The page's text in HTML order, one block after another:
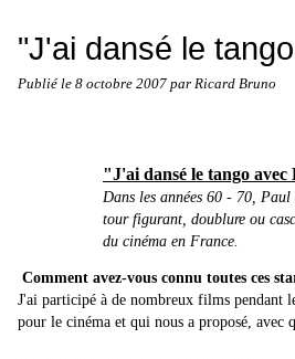
"J'ai dansé le
Publié le 8 octobre 2007 par Ricard Bruno
"J'ai dansé le tango
Dans les années 60 - 70,
tour figurant, doublure ou
du cinéma en France.
Comment avez-vous connu toutes ces
J'ai participé à de nombreux films pendant
pour le cinéma et qui nous a proposé, avec